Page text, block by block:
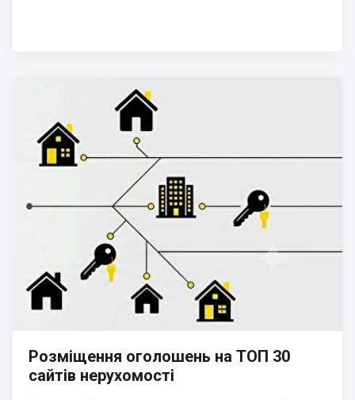
Розміщення оголошень на ТОП 30
сайтів нерухомості